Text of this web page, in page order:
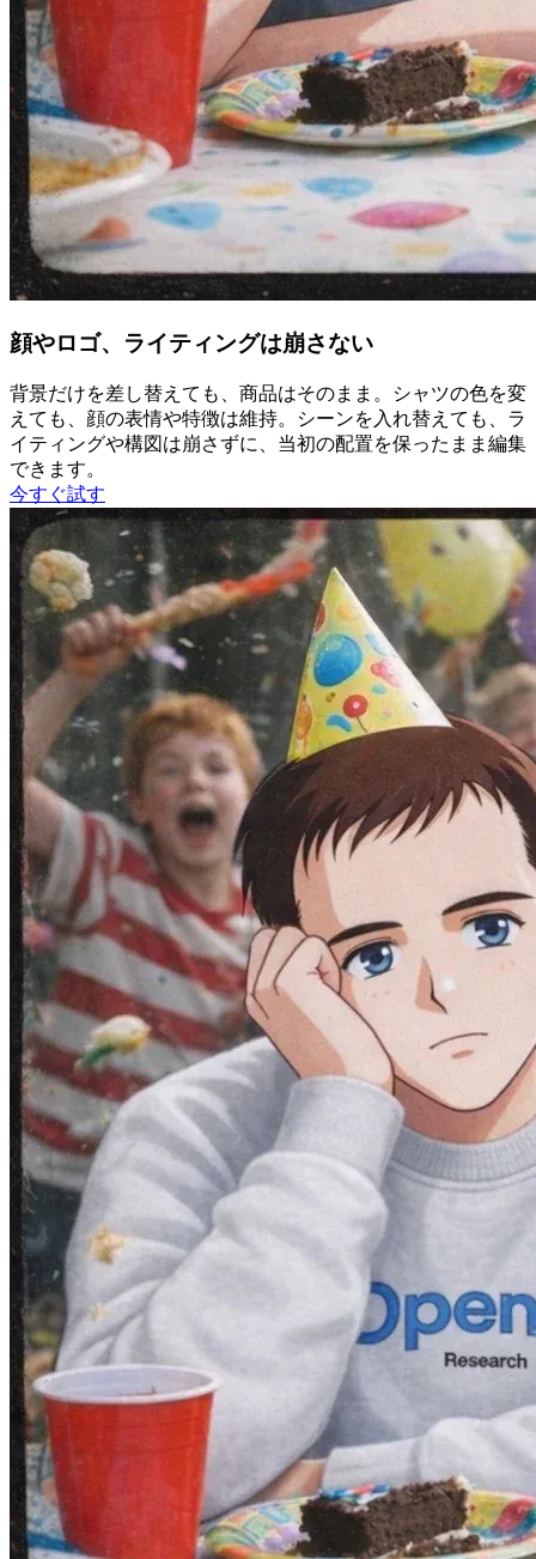
顔やロゴ、ライティングは崩さない
背景だけを差し替えても、商品はそのまま。シャツの色を変
えても、顔の表情や特徴は維持。シーンを入れ替えても、ラ
イティングや構図は崩さずに、当初の配置を保ったまま編集
できます。
今すぐ試す